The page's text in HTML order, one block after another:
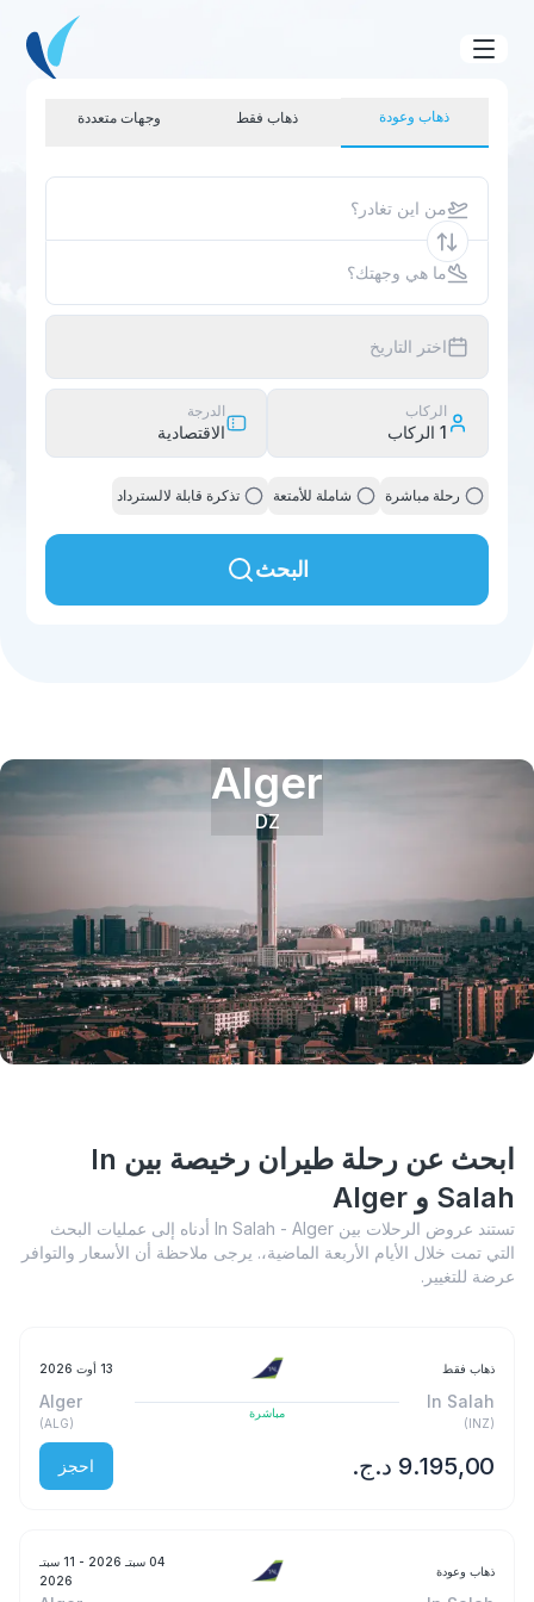
ذهاب وعودة ذهاب فقط وجهات متعددة
من اين تغادر؟
ما هي وجهتك؟
اختر التاريخ
الركاب
1 الركاب
الدرجة
الاقتصادية
رحلة مباشرة شاملة للأمتعة تذكرة قابلة لالسترداد
البحث
Alger
DZ
ابحث عن رحلة طيران رخيصة بين In
Salah و Alger
تستند عروض الرحلات بين In Salah - Alger أدناه إلى عمليات البحث
التي تمت خلال الأيام الأربعة الماضية،. يرجى ملاحظة أن الأسعار والتوافر
عرضة للتغيير.
ذهاب فقط 13 أوت 2026
In Salah
(
INZ
)
مباشرة
Alger
(
ALG
)
احجز
ذهاب وعودة
04 سبتـ 2026
- 11 سبتـ
2026